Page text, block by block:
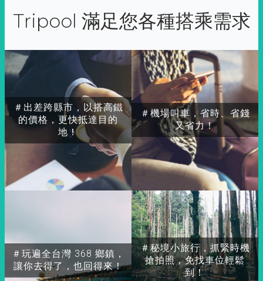
Tripool 滿足您各種搭乘需求
＃出差跨縣市，以搭高鐵
的價格，更快抵達目的
地！
＃玩遍全台灣 368 鄉鎮，
讓你去得了，也回得來！
＃秘境小旅行，抓緊時機
搶拍照，免找車位輕鬆
到！
＃機場叫車，省時、省錢
又省力！